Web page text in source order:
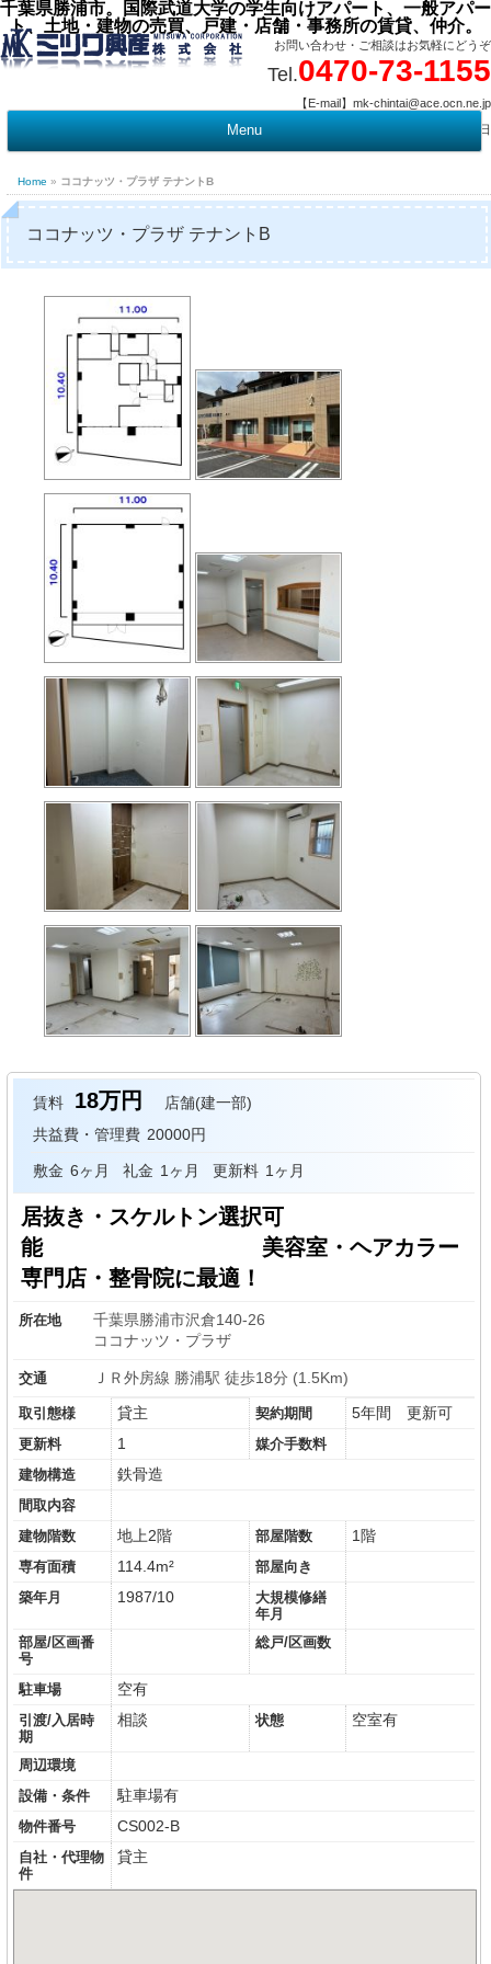
千葉県勝浦市。国際武道大学の学生向けアパート、一般アパー
ト、土地・建物の売買、戸建・店舗・事務所の賃貸、仲介。
お問い合わせ・ご相談はお気軽にどうぞ
Tel.0470-73-1155
【E-mail】mk-chintai@ace.ocn.ne.jp
【営業時間】09:00 ～ 17:15 【定 休 日】水曜・祭日
Menu
Home » ココナッツ・プラザ テナントB
ココナッツ・プラザ テナントB
賃料 18万円
店舗(建一部)
共益費・管理費 20000円
敷金 6ヶ月 礼金 1ヶ月 更新料 1ヶ月
居抜き・スケルトン選択可
能 美容室・ヘアカラー
専門店・整骨院に最適！
所在地
千葉県勝浦市沢倉140-26
ココナッツ・プラザ
交通 ＪＲ外房線 勝浦駅 徒歩18分 (1.5Km)
取引態様 貸主 契約期間 5年間 更新可
更新料 1
媒介手数料
建物構造
鉄骨造
間取内容
建物階数
地上2階 部屋階数 1階
専有面積 114.4m²
部屋向き
築年月
1987/10
大規模修繕
年月
部屋/区画番
号
総戸/区画数
駐車場 空有
引渡/入居時
期
相談 状態 空室有
周辺環境
設備・条件
駐車場有
物件番号 CS002-B
自社・代理物
件
貸主